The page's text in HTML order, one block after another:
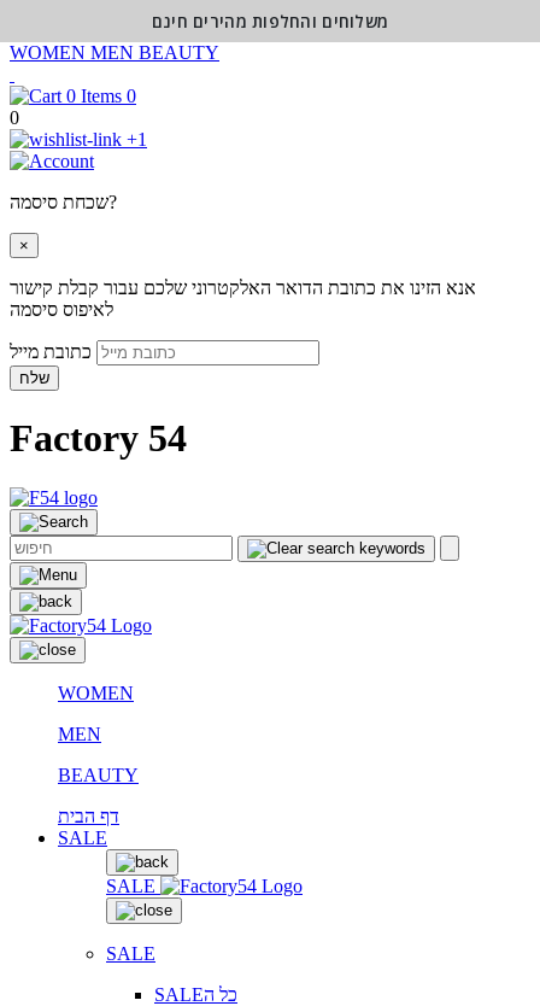
WOMEN MEN BEAUTY
0
0
+1
שכחת סיסמה?
×
אנא הזינו את כתובת הדואר האלקטרוני שלכם עבור קבלת קישור
לאיפוס סיסמה
שלח
Factory 54
WOMEN
MEN
BEAUTY
דף הבית
SALE
SALE
SALE
SALEכל ה
משלוחים והחלפות מהירים חינם